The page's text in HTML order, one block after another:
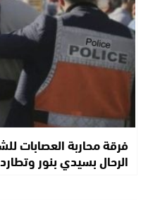
فرقة محاربة العصابات
الرحال بسيدي بنور